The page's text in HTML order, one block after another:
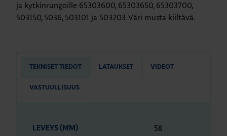
ja kytkinrungoille 65303600, 65303650, 65303700,
503150, 5036, 503101 ja 503203. Väri musta kiiltävä.
TEKNISET TIEDOT LATAUKSET VIDEOT
VASTUULLISUUS
LEVEYS (MM) 58